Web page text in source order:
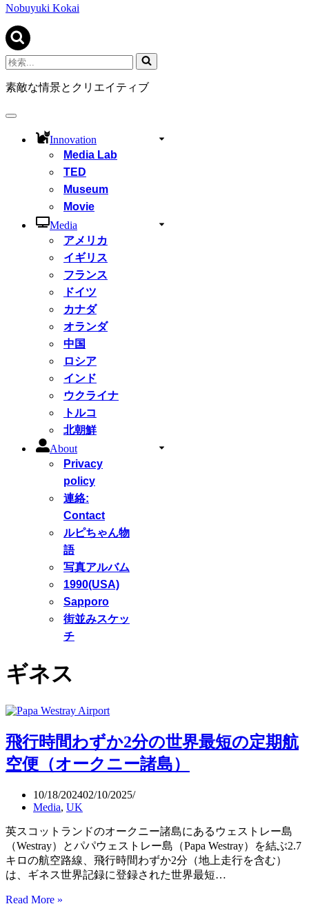
ゲ
シ
ョ
ン
メ
ニ
ュ
Nobuyuki Kokai
検
索...
素敵な情景とクリエイティブ
ナ
Innovation
Media Lab
TED
Museum
Movie
Media
アメリカ
イギリス
フランス
ドイツ
カナダ
オランダ
中国
ロシア
インド
ウクライナ
トルコ
北朝鮮
About
Privacy
policy
連絡:
Contact
ルピちゃん物
語
写真アルバム
1990(USA)
Sapporo
街並みスケッ
チ
ギネス
飛行時間わずか2分の世界最短の定期航
空便（オークニー諸島）
10/18/202402/10/2025
Media, UK
英スコットランドのオークニー諸島にあるウェストレー島
（Westray）とパパウェストレー島（Papa Westray）を結ぶ2.7
キロの航空路線、飛行時間わずか2分（地上走行を含む）
は、ギネス世界記録に登録された世界最短…
Read More »